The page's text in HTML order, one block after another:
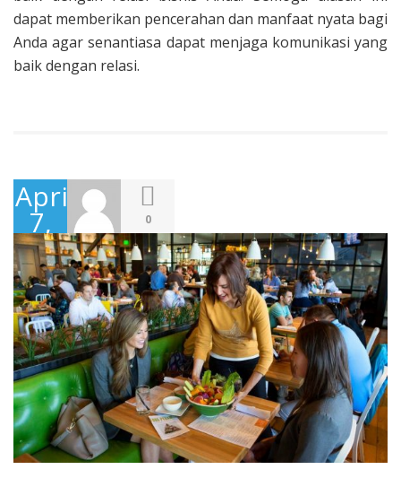
dapat memberikan pencerahan dan manfaat nyata bagi
Anda agar senantiasa dapat menjaga komunikasi yang
baik dengan relasi.
April
7,
2017
0